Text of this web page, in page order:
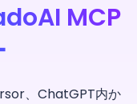
MCP
、ChatGPT内か